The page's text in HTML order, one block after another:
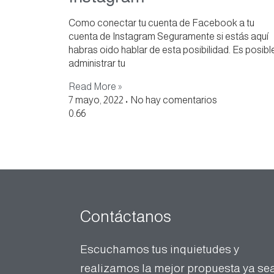
Como conectar tu cuenta de Facebook a tu
cuenta de Instagram Seguramente si estás aquí
habras oido hablar de esta posibilidad. Es
administrar tu
Read More »
7 mayo, 2022
No hay comentarios
Contáctanos
Escuchamos tus inquietudes y
realizamos la mejor propuesta ya